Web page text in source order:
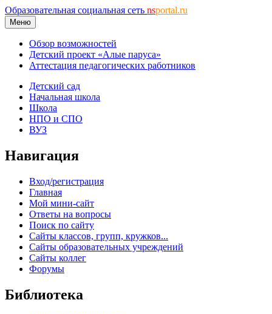
Образовательная социальная сеть nsportal.ru
Меню
Обзор возможностей
Детский проект «Алые паруса»
Аттестация педагогических работников
Детский сад
Начальная школа
Школа
НПО и СПО
ВУЗ
Навигация
Вход/регистрация
Главная
Мой мини-сайт
Ответы на вопросы
Поиск по сайту
Сайты классов, групп, кружков...
Сайты образовательных учреждений
Сайты коллег
Форумы
Библиотека